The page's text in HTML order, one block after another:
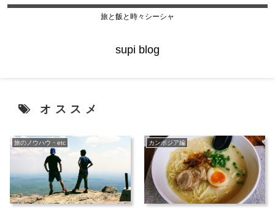
旅と飯と時々シーシャ
supi blog
オススメ
旅のノウハウ・etc カンボジア編